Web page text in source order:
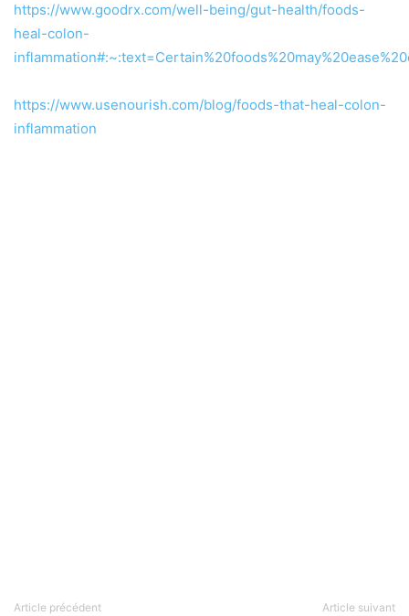
https://www.goodrx.com/well-being/gut-health/foods-
heal-colon-
https://www.usenourish.com/blog/foods-that-heal-colon-
inflammation
Article précédent Article suivant